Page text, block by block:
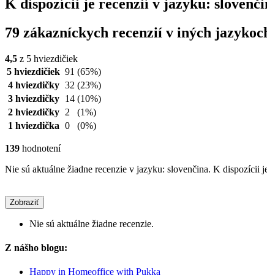
K dispozícii je recenzií v jazyku:
79 zákazníckych recenzií v iných
4,5 z 5 hviezdičiek
5 hviezdičiek 91 (65%)
4 hviezdičky 32 (23%)
3 hviezdičky
14 (10%)
2 hviezdičky
2
(1%)
1 hviezdička 0 (0%)
139 hodnotení
Nie sú aktuálne žiadne recenzie v jazyku: slovenčina. K dispozícii
Zobraziť
Nie sú aktuálne žiadne recenzie.
Z nášho blogu:
Happy in Homeoffice with Pukka